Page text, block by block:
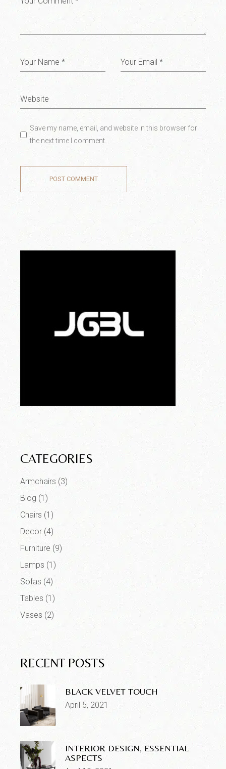
Save my name, email, and website in this browser for
the next time I comment.
POST COMMENT
CATEGORIES
Armchairs (3)
Blog (1)
Chairs (1)
Decor (4)
Furniture (9)
Lamps (1)
Sofas (4)
Tables (1)
Vases (2)
RECENT POSTS
BLACK VELVET TOUCH
April 5, 2021
INTERIOR DESIGN, ESSENTIAL
ASPECTS